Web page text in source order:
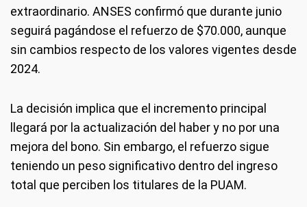
extraordinario. ANSES confirmó que durante junio
seguirá pagándose el refuerzo de $70.000, aunque
sin cambios respecto de los valores vigentes desde
2024.
La decisión implica que el incremento principal
llegará por la actualización del haber y no por una
mejora del bono. Sin embargo, el refuerzo sigue
teniendo un peso significativo dentro del ingreso
total que perciben los titulares de la PUAM.